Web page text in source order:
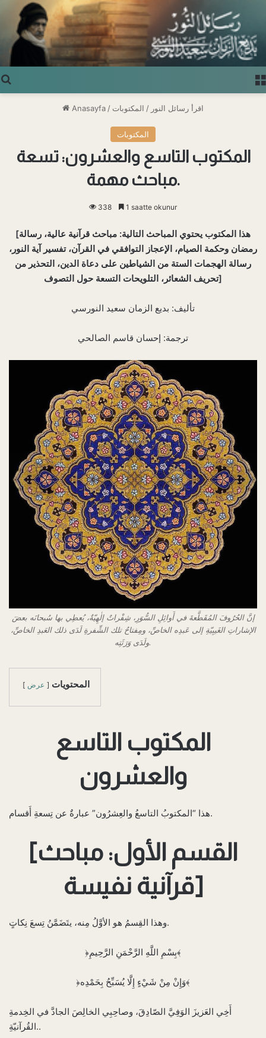
Anasayfa / اقرأ رسائل النور / المكتوبات
المكتوبات
المكتوب التاسع والعشرون: تسعة
مباحث مهمة.
338 1 saatte okunur
[هذا المكتوب يحتوي المباحث التالية: مباحث قرآنية عالية، رسالة
رمضان وحكمة الصيام، الإعجاز التوافقي في القرآن، تفسير آية النور،
رسالة الهجمات الستة من الشياطين على دعاة الدين، التحذير من
تحريف الشعائر، التلويحات التسعة حول التصوف]
تأليف: بديع الزمان سعيد النورسي
ترجمة: إحسان قاسم الصالحي
إنَّ الحُرُوفَ المُقَطَّعةَ في أَوائِلِ السُّوَرِ، شِفْراتٌ إلٰهِيّةٌ، يُعطِي بها سُبحانَه بعضَ
الإشاراتِ الغَيبِيّةِ إلى عَبدِه الخاصِّ، ومِفتاحُ تلك الشِّفرةِ لَدَى ذلك العَبدِ الخاصِّ،
ولَدَى وَرَثَتِه.
المحتويات عرض
المكتوب التاسع
هذا “المكتوبُ التاسعُ والعِشرُون” عبارةٌ عن تِسعةِ أَقسام.‌
[القسم الأول: مباحث
قرآنية نفيسة]
وهذا القِسمُ هو الأوَّلُ مِنه، يتَضَمَّنُ تِسعَ نِكاتٍ.‌
﴿بِسْمِ اللَّهِ الرَّحْمَنِ الرَّحِيمِ﴾
﴿وَإِنْ مِنْ شَيْءٍ إِلَّا يُسَبِّحُ بِحَمْدِه﴾
أَخِي العَزيزَ الوَفِيَّ الصّادِقَ، وصاحِبِي الخالِصَ الجادَّ في الخِدمةِ
القُرآنيّةِ..